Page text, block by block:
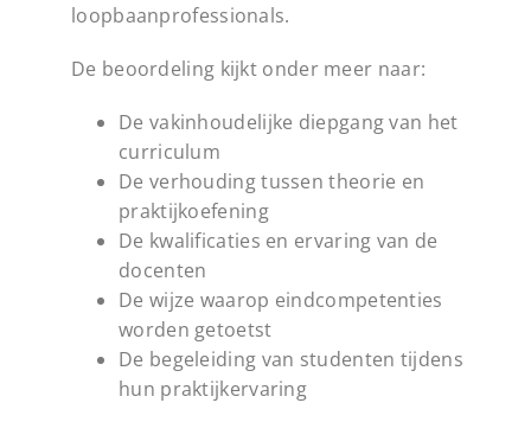
loopbaanprofessionals.
De beoordeling kijkt onder meer naar:
De vakinhoudelijke diepgang van het
curriculum
De verhouding tussen theorie en
praktijkoefening
De kwalificaties en ervaring van de
docenten
De wijze waarop eindcompetenties
worden getoetst
De begeleiding van studenten tijdens
hun praktijkervaring